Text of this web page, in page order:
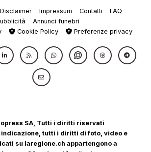
Disclaimer Impressum Contatti
FAQ
Annunci funebri
Cookie Policy Preferenze privacy
SA, Tutti i diritti riservati
tutti i diritti di foto, video e
su laregione.ch appartengono a